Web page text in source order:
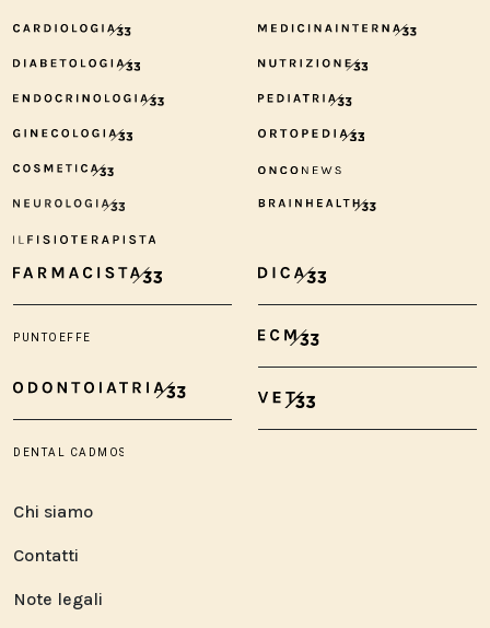
Chi siamo
Contatti
Note legali